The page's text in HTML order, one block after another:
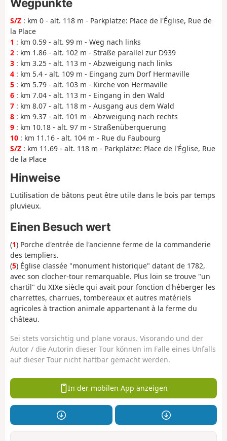
Wegpunkte
S/Z : km 0 - alt. 118 m - Parkplätze: Place de l'Église, Rue de
la Place
1 : km 0.59 - alt. 99 m - Weg nach links
2 : km 1.86 - alt. 102 m - Straße parallel zur D939
3 : km 3.25 - alt. 113 m - Abzweigung nach links
4 : km 5.4 - alt. 109 m - Eingang zum Dorf Hermaville
5 : km 5.79 - alt. 103 m - Kirche von Hermaville
6 : km 7.04 - alt. 113 m - Eingang in den Wald
7 : km 8.07 - alt. 118 m - Ausgang aus dem Wald
8 : km 9.37 - alt. 101 m - Abzweigung nach rechts
9 : km 10.18 - alt. 97 m - Straßenüberquerung
10 : km 11.16 - alt. 104 m - Rue du Faubourg
S/Z : km 11.69 - alt. 118 m - Parkplätze: Place de l'Église, Rue
de la Place
Hinweise
L'utilisation de bâtons peut être utile dans le bois par temps
pluvieux.
Einen Besuch wert
(1) Porche d'entrée de l'ancienne ferme de la commanderie
des templiers.
(5) Église classée "monument historique" datant de 1782,
avec son clocher-tour remarquable. Plus loin se trouve "un
chartil" du XIXe siècle qui avait pour fonction d'héberger les
charrettes, charrues, tombereaux et autres matériels
agricoles à traction animale appartenant à la ferme du
château.
Sei stets vorsichtig und plane voraus. Visorando und der
Autor / die Autorin dieser Tour können im Falle eines Unfalls
auf dieser Tour nicht haftbar gemacht werden.
In der mobilen App anzeigen